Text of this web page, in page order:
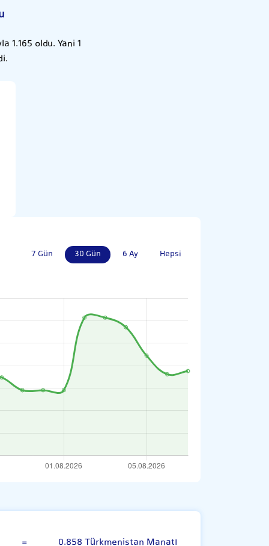
1.165 oldu. Yani 1
7 Gün 30 Gün 6 Ay Hepsi
= 0.858 Türkmenistan Manatı